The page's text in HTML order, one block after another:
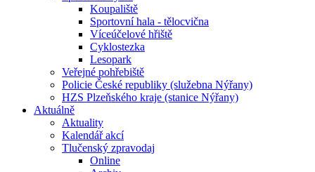
Koupaliště
Sportovní hala - tělocvična
Víceúčelové hřiště
Cyklostezka
Lesopark
Veřejné pohřebiště
Policie České republiky (služebna Nýřany)
HZS Plzeňského kraje (stanice Nýřany)
Aktuálně
Aktuality
Kalendář akcí
Tlučenský zpravodaj
Online